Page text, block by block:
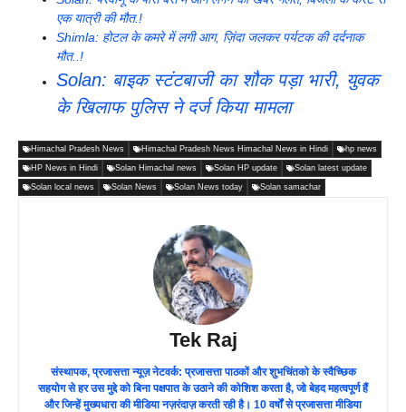
एक यात्री की मौत.!
Shimla: होटल के कमरे में लगी आग, ज़िंदा जलकर पर्यटक की दर्दनाक
मौत..!
Solan: बाइक स्टंटबाजी का शौक पड़ा भारी, युवक
के खिलाफ पुलिस ने दर्ज किया मामला
Himachal Pradesh News Himachal Pradesh News Himachal News in Hindi hp news
HP News in Hindi Solan Himachal news Solan HP update Solan latest update
Solan local news Solan News Solan News today Solan samachar
Tek Raj
संस्थापक, प्रजासत्ता न्यूज़ नेटवर्क: प्रजासत्ता पाठकों और शुभचिंतको के स्वैच्छिक
सहयोग से हर उस मुद्दे को बिना पक्षपात के उठाने की कोशिश करता है, जो बेहद महत्वपूर्ण हैं
और जिन्हें मुख्यधारा की मीडिया नज़रंदाज़ करती रही है। 10 वर्षों से प्रजासत्ता मीडिया